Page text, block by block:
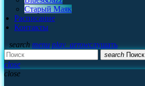
Старый Маяк
Расписание
Контакты
search menu play_arrowслушать
search Поиск
close
close